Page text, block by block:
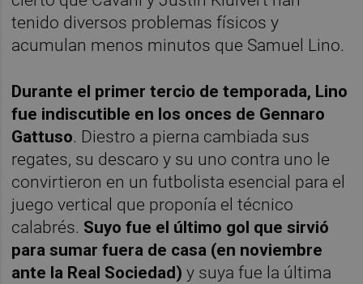
tenido diversos problemas físicos y
acumulan menos minutos que Samuel Lino.
Durante el primer tercio de temporada, Lino
fue indiscutible en los onces de Gennaro
Gattuso. Diestro a pierna cambiada sus
regates, su descaro y su uno contra uno le
convirtieron en un futbolista esencial para el
juego vertical que proponía el técnico
calabrés. Suyo fue el último gol que sirvió
para sumar fuera de casa (en noviembre
ante la Real Sociedad) y suya fue la última